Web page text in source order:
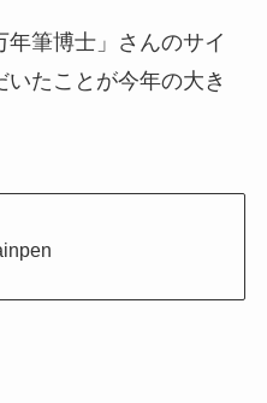
筆博士」さんのサイ
いたことが今年の大き